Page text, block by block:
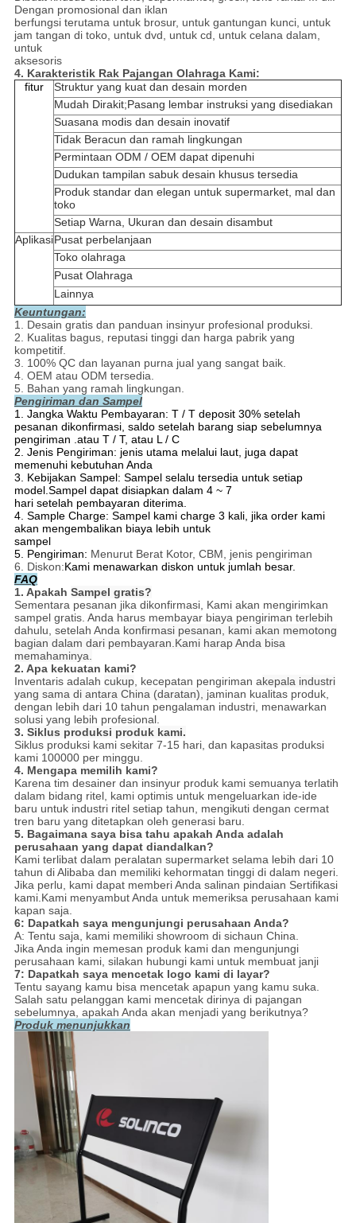
Dengan promosional dan iklan
berfungsi terutama untuk brosur, untuk gantungan kunci, untuk
jam tangan di toko, untuk dvd, untuk cd, untuk celana dalam,
untuk
aksesoris
4. Karakteristik Rak Pajangan Olahraga Kami:
fitur
Struktur yang kuat dan desain morden
Mudah Dirakit;Pasang lembar instruksi yang disediakan
Suasana modis dan desain inovatif
Tidak Beracun dan ramah lingkungan
Permintaan ODM / OEM dapat dipenuhi
Dudukan tampilan sabuk desain khusus tersedia
Produk standar dan elegan untuk supermarket, mal dan
toko
Setiap Warna, Ukuran dan desain disambut
AplikasiPusat perbelanjaan
Toko olahraga
Pusat Olahraga
Lainnya
Keuntungan:
1. Desain gratis dan panduan insinyur profesional produksi.
2. Kualitas bagus, reputasi tinggi dan harga pabrik yang
kompetitif.
3. 100% QC dan layanan purna jual yang sangat baik.
4. OEM atau ODM tersedia.
5. Bahan yang ramah lingkungan.
Pengiriman dan Sampel
1. Jangka Waktu Pembayaran: T / T deposit 30% setelah
pesanan dikonfirmasi, saldo setelah barang siap sebelumnya
pengiriman .atau T / T, atau L / C
2. Jenis Pengiriman: jenis utama melalui laut, juga dapat
memenuhi kebutuhan Anda
3. Kebijakan Sampel: Sampel selalu tersedia untuk setiap
model.Sampel dapat disiapkan dalam 4 ~ 7
hari setelah pembayaran diterima.
4. Sample Charge: Sampel kami charge 3 kali, jika order kami
akan mengembalikan biaya lebih untuk
sampel
5. Pengiriman: Menurut Berat Kotor, CBM, jenis pengiriman
6. Diskon:Kami menawarkan diskon untuk jumlah besar.
FAQ
1. Apakah Sampel gratis?
Sementara pesanan jika dikonfirmasi, Kami akan mengirimkan
sampel gratis. Anda harus membayar biaya pengiriman terlebih
dahulu, setelah Anda konfirmasi pesanan, kami akan memotong
bagian dalam dari pembayaran.Kami harap Anda bisa
memahaminya.
2. Apa kekuatan kami?
Inventaris adalah cukup, kecepatan pengiriman akepala industri
yang sama di antara China (daratan), jaminan kualitas produk,
dengan lebih dari 10 tahun pengalaman industri, menawarkan
solusi yang lebih profesional.
3. Siklus produksi produk kami.
Siklus produksi kami sekitar 7-15 hari, dan kapasitas produksi
kami 100000 per minggu.
4. Mengapa memilih kami?
Karena tim desainer dan insinyur produk kami semuanya terlatih
dalam bidang ritel, kami optimis untuk mengeluarkan ide-ide
baru untuk industri ritel setiap tahun, mengikuti dengan cermat
tren baru yang ditetapkan oleh generasi baru.
5. Bagaimana saya bisa tahu apakah Anda adalah
perusahaan yang dapat diandalkan?
Kami terlibat dalam peralatan supermarket selama lebih dari 10
tahun di Alibaba dan memiliki kehormatan tinggi di dalam negeri.
Jika perlu, kami dapat memberi Anda salinan pindaian Sertifikasi
kami.Kami menyambut Anda untuk memeriksa perusahaan kami
kapan saja.
6: Dapatkah saya mengunjungi perusahaan Anda?
A: Tentu saja, kami memiliki showroom di sichaun China.
Jika Anda ingin memesan produk kami dan mengunjungi
perusahaan kami, silakan hubungi kami untuk membuat janji
7: Dapatkah saya mencetak logo kami di layar?
Tentu sayang kamu bisa mencetak apapun yang kamu suka.
Salah satu pelanggan kami mencetak dirinya di pajangan
sebelumnya, apakah Anda akan menjadi yang berikutnya?
Produk menunjukkan